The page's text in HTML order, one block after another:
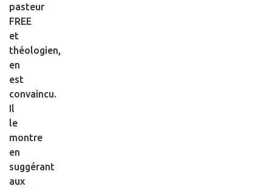
pasteur
FREE
et
théologien,
en
est
convaincu.
Il
le
montre
en
suggérant
aux